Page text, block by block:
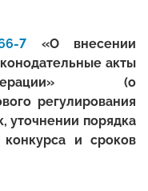
7 «О внесении
акты
(о
регулирования
уточнении порядка
и сроков